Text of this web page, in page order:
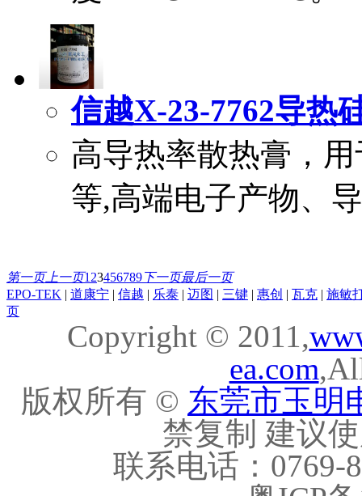
信越X-23-7762导热
高导热率散热膏，
等,高端电子产物、
第一页上一页1 23456789下一页最后一页
EPO-TEK | 道康宁 | 信越 | 乐泰 | 迈图 | 三键 | 惠创 | 瓦克 | 施敏
页
Copyright © 2011,
ea.com
版权所有 © 东莞市玉明
禁复制 建议
联系电话：0769-